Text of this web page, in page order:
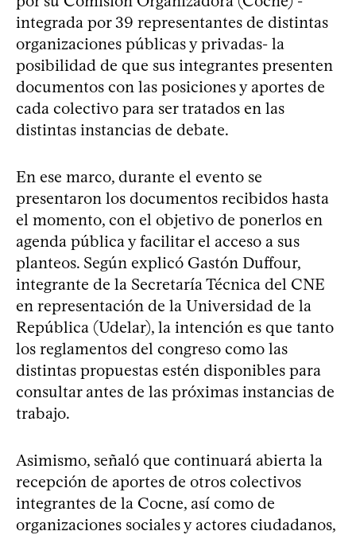
integrada por 39 representantes de distintas
organizaciones públicas y privadas- la
posibilidad de que sus integrantes presenten
documentos con las posiciones y aportes de
cada colectivo para ser tratados en las
distintas instancias de debate.
En ese marco, durante el evento se
presentaron los documentos recibidos hasta
el momento, con el objetivo de ponerlos en
agenda pública y facilitar el acceso a sus
planteos. Según explicó Gastón Duffour,
integrante de la Secretaría Técnica del CNE
en representación de la Universidad de la
República (Udelar), la intención es que tanto
los reglamentos del congreso como las
distintas propuestas estén disponibles para
consultar antes de las próximas instancias de
trabajo.
Asimismo, señaló que continuará abierta la
recepción de aportes de otros colectivos
integrantes de la Cocne, así como de
organizaciones sociales y actores ciudadanos,